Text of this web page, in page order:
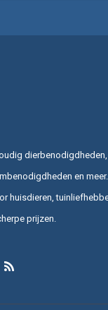
dierbenodigdheden,
en
huisdieren,
prijzen.